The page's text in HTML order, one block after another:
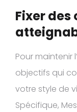
Fixer
Pour maintenir
objectifs qui
votre style de
Spécifique,